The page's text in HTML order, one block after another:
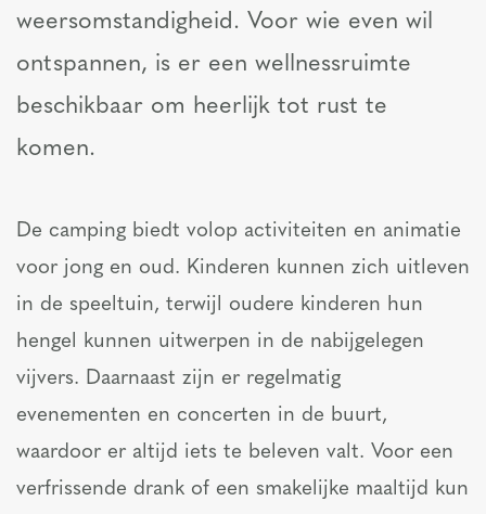
weersomstandigheid. Voor wie even wil
ontspannen, is er een wellnessruimte
beschikbaar om heerlijk tot rust te
komen.
De camping biedt volop activiteiten en animatie
voor jong en oud. Kinderen kunnen zich uitleven
in de speeltuin, terwijl oudere kinderen hun
hengel kunnen uitwerpen in de nabijgelegen
vijvers. Daarnaast zijn er regelmatig
evenementen en concerten in de buurt,
waardoor er altijd iets te beleven valt. Voor een
verfrissende drank of een smakelijke maaltijd kun